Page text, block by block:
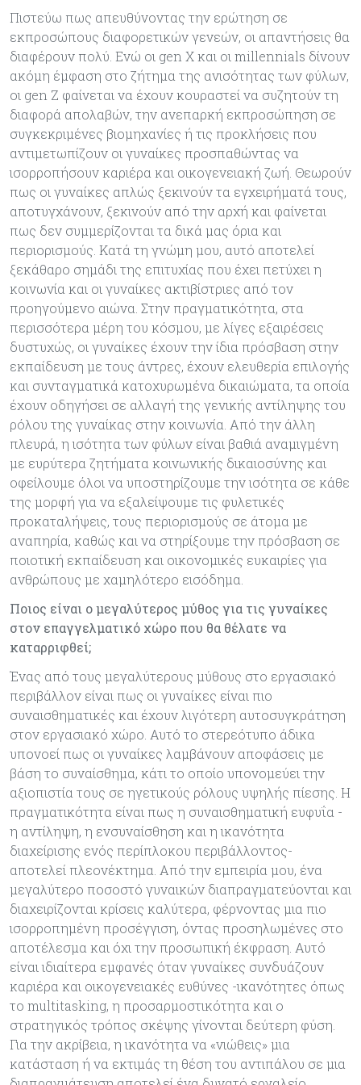
Πιστεύω πως απευθύνοντας την ερώτηση σε
εκπροσώπους διαφορετικών γενεών, οι απαντήσεις θα
διαφέρουν πολύ. Ενώ οι gen X και οι millennials δίνουν
ακόµη έµφαση στο ζήτηµα της ανισότητας των φύλων,
οι gen Z φαίνεται να έχουν κουραστεί να συζητούν τη
διαφορά απολαβών, την ανεπαρκή εκπροσώπηση σε
συγκεκριµένες βιοµηχανίες ή τις προκλήσεις που
αντιµετωπίζουν οι γυναίκες προσπαθώντας να
ισορροπήσουν καριέρα και οικογενειακή ζωή. Θεωρούν
πως οι γυναίκες απλώς ξεκινούν τα εγχειρήµατά τους,
αποτυγχάνουν, ξεκινούν από την αρχή και φαίνεται
πως δεν συµµερίζονται τα δικά µας όρια και
περιορισµούς. Κατά τη γνώµη µου, αυτό αποτελεί
ξεκάθαρο σηµάδι της επιτυχίας που έχει πετύχει η
κοινωνία και οι γυναίκες ακτιβίστριες από τον
προηγούµενο αιώνα. Στην πραγµατικότητα, στα
περισσότερα µέρη του κόσµου, µε λίγες εξαιρέσεις
δυστυχώς, οι γυναίκες έχουν την ίδια πρόσβαση στην
εκπαίδευση µε τους άντρες, έχουν ελευθερία επιλογής
και συνταγµατικά κατοχυρωµένα δικαιώµατα, τα οποία
έχουν οδηγήσει σε αλλαγή της γενικής αντίληψης του
ρόλου της γυναίκας στην κοινωνία. Από την άλλη
πλευρά, η ισότητα των φύλων είναι βαθιά αναµιγµένη
µε ευρύτερα ζητήµατα κοινωνικής δικαιοσύνης και
οφείλουµε όλοι να υποστηρίζουµε την ισότητα σε κάθε
της µορφή για να εξαλείψουµε τις φυλετικές
προκαταλήψεις, τους περιορισµούς σε άτοµα µε
αναπηρία, καθώς και να στηρίξουµε την πρόσβαση σε
ποιοτική εκπαίδευση και οικονοµικές ευκαιρίες για
ανθρώπους µε χαµηλότερο εισόδηµα.
Ποιος είναι ο µεγαλύτερος µύθος για τις γυναίκες
στον επαγγελµατικό χώρο που θα θέλατε να
καταρριφθεί;
Ένας από τους µεγαλύτερους µύθους στο εργασιακό
περιβάλλον είναι πως οι γυναίκες είναι πιο
συναισθηµατικές και έχουν λιγότερη αυτοσυγκράτηση
στον εργασιακό χώρο. Αυτό το στερεότυπο άδικα
υπονοεί πως οι γυναίκες λαµβάνουν αποφάσεις µε
βάση το συναίσθηµα, κάτι το οποίο υπονοµεύει την
αξιοπιστία τους σε ηγετικούς ρόλους υψηλής πίεσης. Η
πραγµατικότητα είναι πως η συναισθηµατική ευφυΐα -
η αντίληψη, η ενσυναίσθηση και η ικανότητα
διαχείρισης ενός περίπλοκου περιβάλλοντος-
αποτελεί πλεονέκτηµα. Από την εµπειρία µου, ένα
µεγαλύτερο ποσοστό γυναικών διαπραγµατεύονται και
διαχειρίζονται κρίσεις καλύτερα, φέρνοντας µια πιο
ισορροπηµένη προσέγγιση, όντας προσηλωµένες στο
αποτέλεσµα και όχι την προσωπική έκφραση. Αυτό
είναι ιδιαίτερα εµφανές όταν γυναίκες συνδυάζουν
καριέρα και οικογενειακές ευθύνες -ικανότητες όπως
το multitasking, η προσαρµοστικότητα και ο
στρατηγικός τρόπος σκέψης γίνονται δεύτερη φύση.
Για την ακρίβεια, η ικανότητα να «νιώθεις» µια
κατάσταση ή να εκτιµάς τη θέση του αντιπάλου σε µια